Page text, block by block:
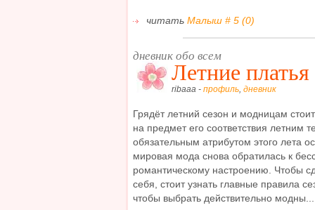
читать Малыш # 5 (0)
дневник обо всем
Летние платья
ribaaa - профиль, дневник
Грядёт летний сезон и модницам
на предмет его соответствия летним
обязательным атрибутом этого лета
мировая мода снова обратилась к
романтическому настроению. Чтобы
себя, стоит узнать главные правила
чтобы выбрать действительно модны...